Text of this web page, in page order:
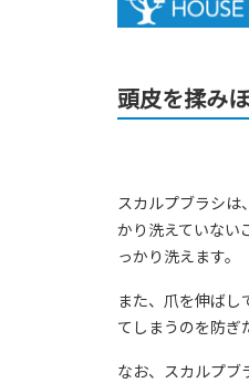
頭皮を揉み
スカルプブラシは
かり洗えていない
っかり洗えます。
また、爪を伸ば
てしまうのを防ぎ
なお、スカルプブ